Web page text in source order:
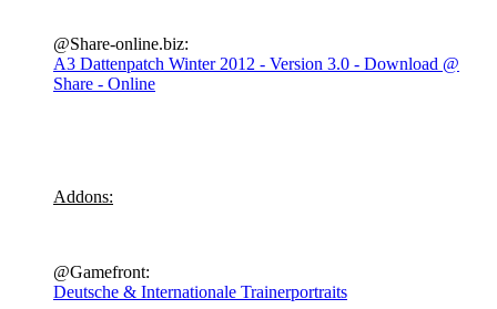
@Share-online.biz:
A3 Dattenpatch Winter 2012 - Version 3.0 - Download @
Share - Online
Addons:
@Gamefront:
Deutsche & Internationale Trainerportraits